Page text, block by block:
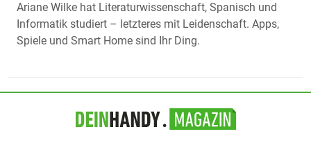
Ariane Wilke hat Literaturwissenschaft, Spanisch und
Informatik studiert – letzteres mit Leidenschaft. Apps,
Spiele und Smart Home sind Ihr Ding.